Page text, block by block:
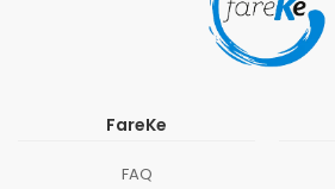
FareKe
FAQ